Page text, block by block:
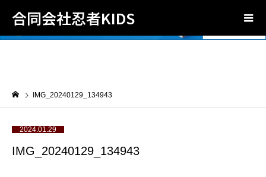
合同会社忍者KIDS
IMG_20240129_134943
2024.01.29
IMG_20240129_134943